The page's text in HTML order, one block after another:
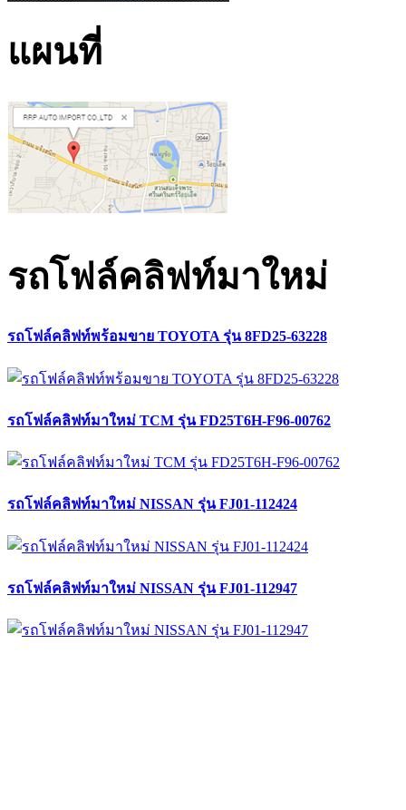
แผนที่
รถโฟล์คลิฟท์มาใหม่
รถโฟล์คลิฟท์พร้อมขาย TOYOTA รุ่น 8FD25-63228
รถโฟล์คลิฟท์มาใหม่ TCM รุ่น FD25T6H-F96-00762
รถโฟล์คลิฟท์มาใหม่ NISSAN รุ่น FJ01-112424
รถโฟล์คลิฟท์มาใหม่ NISSAN รุ่น FJ01-112947